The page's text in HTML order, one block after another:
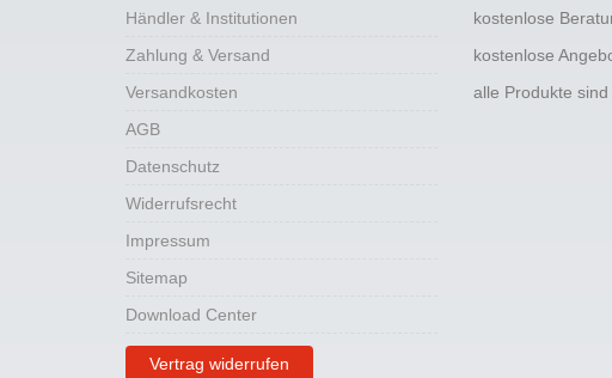
Händler & Institutionen
Zahlung & Versand
Versandkosten
AGB
Datenschutz
Widerrufsrecht
Impressum
Sitemap
Download Center
Vertrag widerrufen
kostenlose
kostenlose
alle Produkte